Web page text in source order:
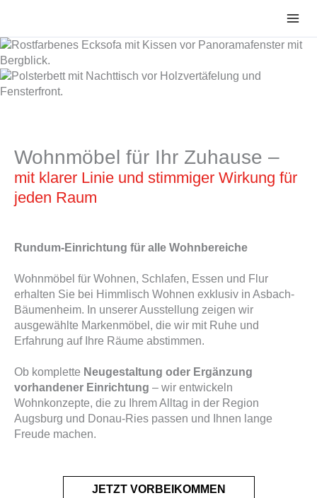
springen
Wohnmöbel für Ihr Zuhause –
mit klarer Linie und stimmiger Wirkung für
jeden Raum
Rundum-Einrichtung für alle Wohnbereiche
Wohnmöbel für Wohnen, Schlafen, Essen und Flur
erhalten Sie bei Himmlisch Wohnen exklusiv in Asbach-
Bäumenheim. In unserer Ausstellung zeigen wir
ausgewählte Markenmöbel, die wir mit Ruhe und
Erfahrung auf Ihre Räume abstimmen.
Ob komplette Neugestaltung oder Ergänzung
vorhandener Einrichtung – wir entwickeln
Wohnkonzepte, die zu Ihrem Alltag in der Region
Augsburg und Donau-Ries passen und Ihnen lange
Freude machen.
JETZT VORBEIKOMMEN